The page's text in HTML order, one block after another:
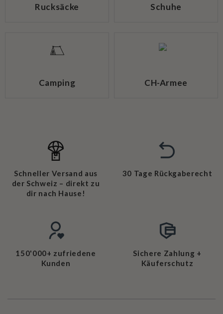
Rucksäcke Schuhe
Camping CH-Armee
Schneller Versand aus
der Schweiz – direkt zu
dir nach Hause!
30 Tage Rückgaberecht
150'000+ zufriedene
Kunden
Sichere Zahlung +
Käuferschutz